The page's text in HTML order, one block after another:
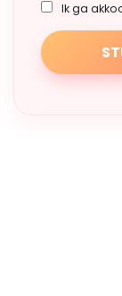
Ik ga